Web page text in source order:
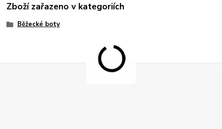
Zboží zařazeno v kategoriích
Běžecké boty
.